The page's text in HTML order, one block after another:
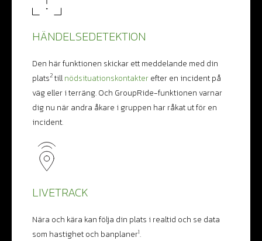
HÄNDELSEDETEKTION
Den här funktionen skickar ett meddelande med din
plats2 till nödsituationskontakter efter en incident på
väg eller i terräng. Och GroupRide-funktionen varnar
dig nu när andra åkare i gruppen har råkat ut för en
incident.
LIVETRACK
Nära och kära kan följa din plats i realtid och se data
som hastighet och banplaner1.